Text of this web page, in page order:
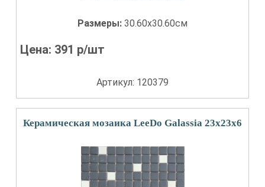
Размеры: 30.60x30.60см
Цена: 391 р/шт
Артикул: 120379
Керамическая мозаика LeeDo Galassia 23x23x6